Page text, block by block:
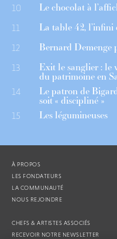
10 Le chocolat à
11 La table 42, l’infini
12 Bernard Demenge
13 Exit le sanglier : le
du patrimoine en
14 Le patron de
soit « discipliné »
15 Les légumineuses
À PROPOS
LES FONDATEURS
LA COMMUNAUTÉ
NOUS REJOINDRE
CHEFS & ARTISTES ASSOCIÉS
RECEVOIR NOTRE NEWSLETTER